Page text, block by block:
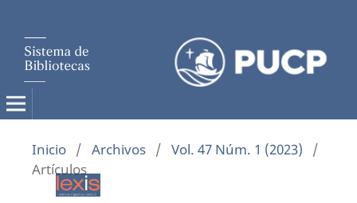
Inicio / Archivos / Vol. 47 Núm. 1 (2023)
/
Artículos